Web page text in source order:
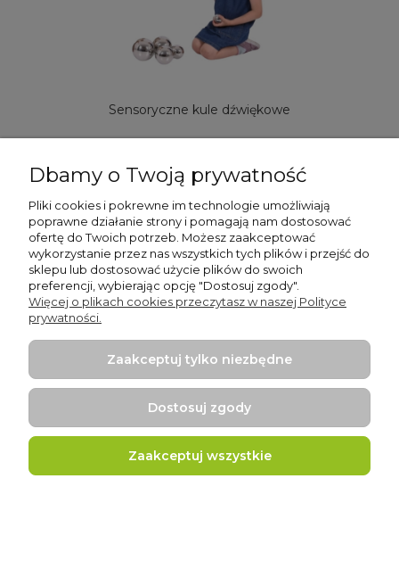
Sensoryczne kule dźwiękowe
zawiera 23% VAT, bez kosztów dostawy
Do koszyka
Skrzynia Zgadula
Dbamy o Twoją prywatność
Pliki cookies i pokrewne im technologie umożliwiają
poprawne działanie strony i pomagają nam dostosować
ofertę do Twoich potrzeb. Możesz zaakceptować
wykorzystanie przez nas wszystkich tych plików i przejść do
sklepu lub dostosować użycie plików do swoich
preferencji, wybierając opcję "Dostosuj zgody".
Więcej o plikach cookies przeczytasz w naszej Polityce
prywatności.
Zaakceptuj tylko niezbędne
Dostosuj zgody
Zaakceptuj wszystkie